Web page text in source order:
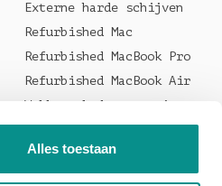
Alles toestaan
Externe harde schijven
Refurbished Mac
Refurbished MacBook Pro
Refurbished MacBook Air
Welke oplader voor je